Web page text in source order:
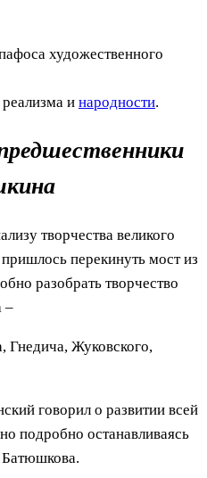
художественного
и народности.
творчества великого
перекинуть мост из
разобрать творчество
–
Гнедича, Жуковского,
говорил о развитии всей
подробно останавливаясь
Батюшкова.